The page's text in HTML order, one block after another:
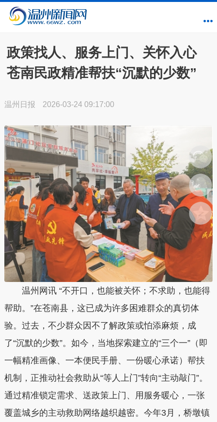
政策找人、服务上门、关怀入心
苍南民政精准帮扶“沉默的少数”
温州日报 2026-03-24 09:17:00
温州网讯 “不开口，也能被关怀；不求助，也能得
帮助。”在苍南县，这已成为许多困难群众的真切体
验。过去，不少群众因不了解政策或怕添麻烦，成
了“沉默的少数”。如今，当地探索建立的“三个一”（即
一幅精准画像、一本便民手册、一份暖心承诺）帮扶
机制，正推动社会救助从“等人上门”转向“主动敲门”。
通过精准锁定需求、送政策上门、用服务暖心，一张
覆盖城乡的主动救助网络越织越密。今年3月，桥墩镇